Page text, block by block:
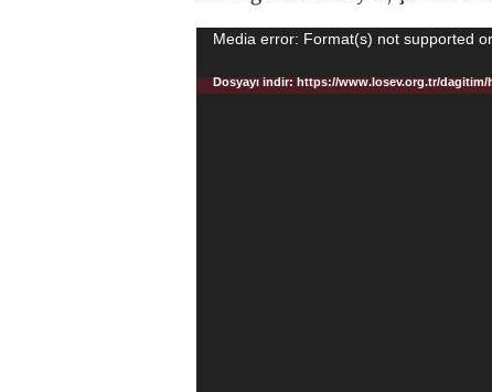
Video
Media error: Format(s) not supported
Dosyayı indir: https://www.losev.org.tr/dagitim/